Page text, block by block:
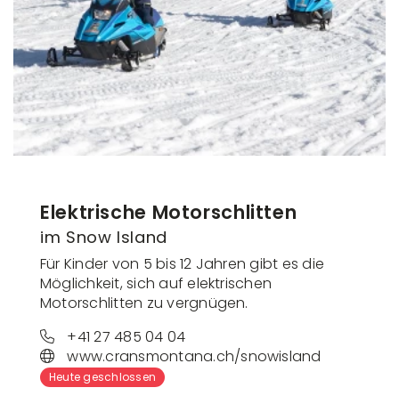
Elektrische Motorschlitten
im Snow Island
Für Kinder von 5 bis 12 Jahren gibt es die
Möglichkeit, sich auf elektrischen
Motorschlitten zu vergnügen.
+41 27 485 04 04
www.cransmontana.ch/snowisland
Heute geschlossen